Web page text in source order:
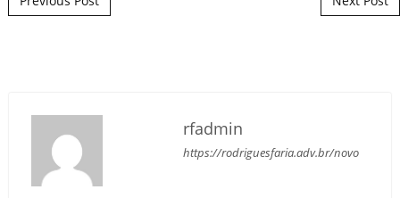
rfadmin
https://rodriguesfaria.adv.br/novo